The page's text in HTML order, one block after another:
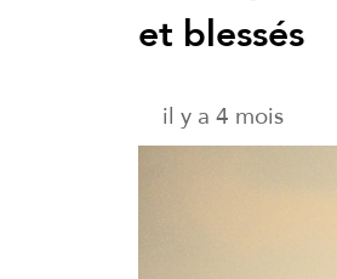
et blessés
il y a 4 mois